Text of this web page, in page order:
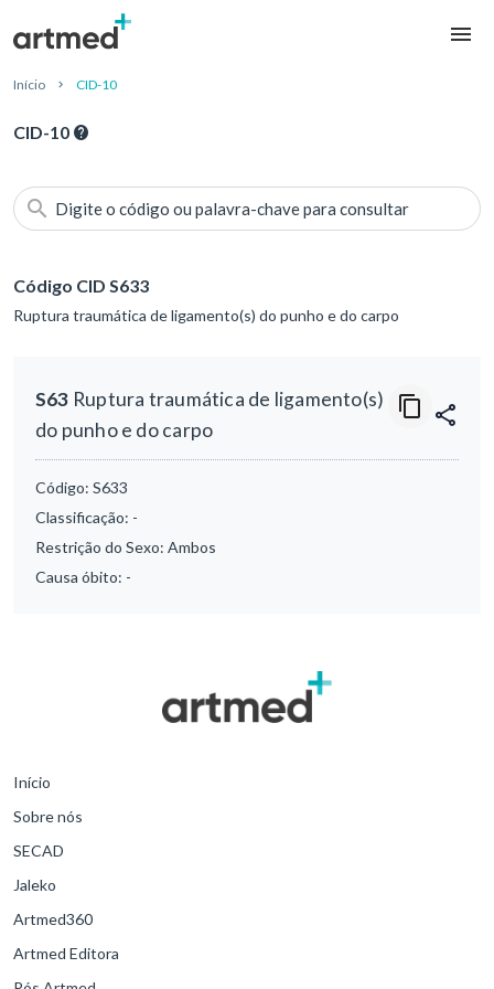
Início CID-10
CID-10
Digite o código ou palavra-chave para consultar
Código CID S633
Ruptura traumática de ligamento(s) do punho e do carpo
S63 Ruptura traumática de ligamento(s)
do punho e do carpo
Código: S633
Classificação: -
Restrição do Sexo: Ambos
Causa óbito: -
Início
Sobre nós
SECAD
Jaleko
Artmed360
Artmed Editora